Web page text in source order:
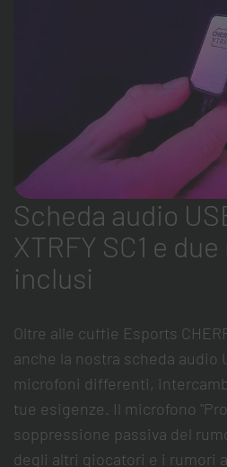
Scheda audio
XTRFY SC1 e
inclusi
Oltre alle cuffie Esports
anche la nostra scheda audio
microfoni differenti,
tue esigenze. Il microfono
soppressione passiva del
degli altri giocatori e i rumori